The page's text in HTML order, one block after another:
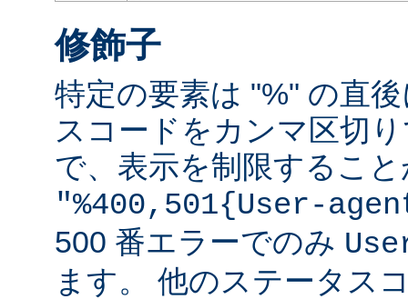
修飾子
特定の要素は "%" の直
スコードをカンマ区切
で、表示を制限するこ
"%400,501{User-
500 番エラーでのみ
ます。 他のステータス